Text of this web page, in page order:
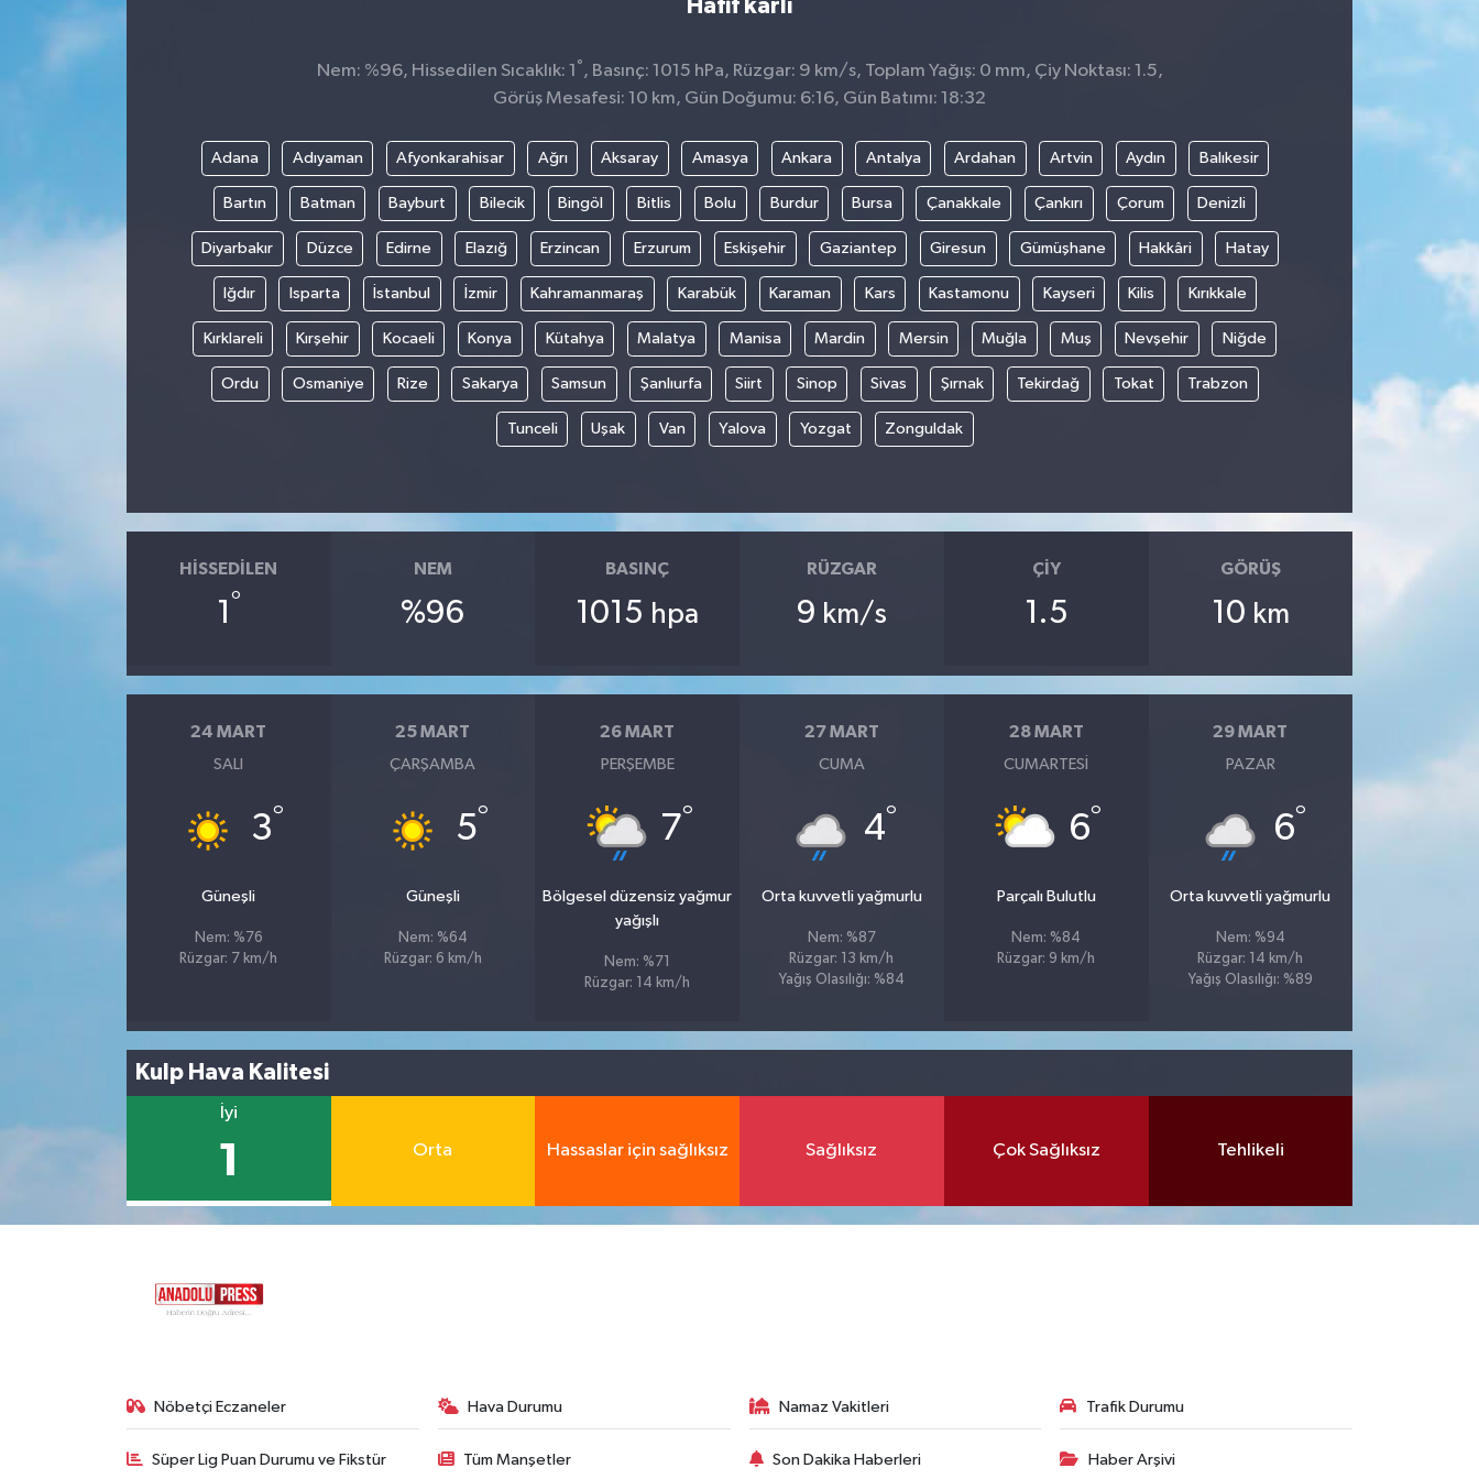
Hafif karlı
Nem: %96, Hissedilen Sıcaklık: 1 ° , Basınç: 1015 hPa, Rüzgar: 9 km/s, Toplam Yağış: 0 mm, Çiy Noktası: 1.5,
Görüş Mesafesi: 10 km, Gün Doğumu: 6:16, Gün Batımı: 18:32
Adana Adıyaman Afyonkarahisar Ağrı Aksaray Amasya Ankara Antalya Ardahan Artvin Aydın Balıkesir
Bartın Batman Bayburt Bilecik Bingöl Bitlis Bolu Burdur Bursa Çanakkale Çankırı Çorum Denizli
Diyarbakır Düzce Edirne Elazığ Erzincan Erzurum Eskişehir Gaziantep Giresun Gümüşhane Hakkâri Hatay
Iğdır Isparta İstanbul İzmir Kahramanmaraş Karabük Karaman Kars Kastamonu Kayseri Kilis Kırıkkale
Kırklareli Kırşehir Kocaeli Konya Kütahya Malatya Manisa Mardin Mersin Muğla Muş Nevşehir Niğde
Ordu Osmaniye Rize Sakarya Samsun Şanlıurfa Siirt Sinop Sivas Şırnak Tekirdağ Tokat Trabzon
Tunceli Uşak Van Yalova Yozgat Zonguldak
HISSEDILEN
1 °
NEM
%96
BASINÇ
1015 hpa
RÜZGAR
9 km/s
ÇIY
1.5
GÖRÜŞ
10 km
24 MART
SALI
3°
Güneşli
Nem: %76
Rüzgar: 7 km/h
25 MART
ÇARŞAMBA
5°
Güneşli
Nem: %64
Rüzgar: 6 km/h
26 MART
PERŞEMBE
7°
Bölgesel düzensiz yağmur
yağışlı
Nem: %71
Rüzgar: 14 km/h
27 MART
CUMA
4°
Orta kuvvetli yağmurlu
Nem: %87
Rüzgar: 13 km/h
Yağış Olasılığı: %84
28 MART
CUMARTESI
6°
Parçalı Bulutlu
Nem: %84
Rüzgar: 9 km/h
29 MART
PAZAR
6°
Orta kuvvetli yağmurlu
Nem: %94
Rüzgar: 14 km/h
Yağış Olasılığı: %89
Kulp Hava Kalitesi
İyi
1 Orta Hassaslar için sağlıksız Sağlıksız Çok Sağlıksız Tehlikeli
Nöbetçi Eczaneler Hava Durumu Namaz Vakitleri Trafik Durumu
Süper Lig Puan Durumu ve Fikstür Tüm Manşetler Son Dakika Haberleri Haber Arşivi